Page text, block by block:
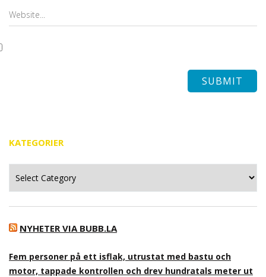
KATEGORIER
NYHETER VIA BUBB.LA
Fem personer på ett isflak, utrustat med bastu och
motor, tappade kontrollen och drev hundratals meter ut